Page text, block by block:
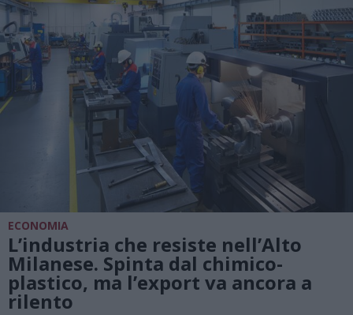
ECONOMIA
L’industria che resiste nell’Alto
Milanese. Spinta dal chimico-
plastico, ma l’export va ancora a
rilento